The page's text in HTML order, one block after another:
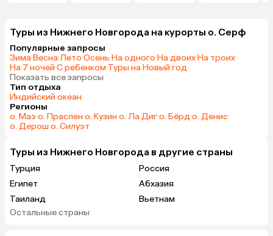
Туры из Нижнего Новгорода на курорты о. Серф
Популярные запросы
Зима·Весна·Лето·Осень·На одного·На двоих·На троих·
На 7 ночей·С ребенком·Туры на Новый год·
Показать все запросы
Тип отдыха
Индийский океан
Регионы
о. Маэ·о. Праслен·о. Кузин·о. Ла Диг·о. Бёрд·о. Денис·
о. Дерош·о. Силуэт
Туры из Нижнего Новгорода в другие страны
Турция
Россия
Египет
Абхазия
Таиланд
Вьетнам
ОАЭ
Остальные страны